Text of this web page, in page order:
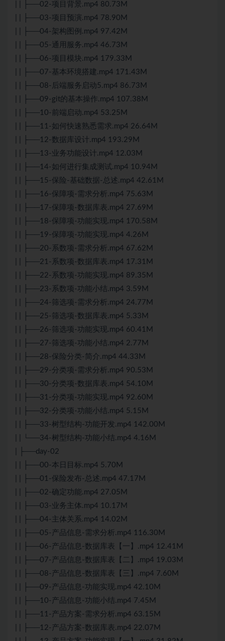
| | ├──02-项目背景.mp4 80.73M
| | ├──03-项目预演.mp4 78.90M
| | ├──04-架构图例.mp4 97.42M
| | ├──05-通用服务.mp4 46.73M
| | ├──06-项目模块.mp4 179.33M
| | ├──07-基本环境搭建.mp4 171.43M
| | ├──08-后端服务启动5.mp4 86.73M
| | ├──09-git的基本操作.mp4 107.38M
| | ├──10-前端启动.mp4 53.25M
| | ├──11-如何快速熟悉需求.mp4 26.64M
| | ├──12-数据库设计.mp4 193.29M
| | ├──13-业务功能设计.mp4 12.03M
| | ├──14-如何进行集成测试.mp4 10.94M
| | ├──15-保险-基础数据-总述.mp4 42.61M
| | ├──16-保障项-需求分析.mp4 75.63M
| | ├──17-保障项-数据库表.mp4 27.69M
| | ├──18-保障项-功能实现.mp4 170.58M
| | ├──19-保障项-功能实现.mp4 4.26M
| | ├──20-系数项-需求分析.mp4 67.62M
| | ├──21-系数项-数据库表.mp4 17.31M
| | ├──22-系数项-功能实现.mp4 89.35M
| | ├──23-系数项-功能小结.mp4 3.59M
| | ├──24-筛选项-需求分析.mp4 24.77M
| | ├──25-筛选项-数据库表.mp4 5.33M
| | ├──26-筛选项-功能实现.mp4 60.41M
| | ├──27-筛选项-功能小结.mp4 2.77M
| | ├──28-保险分类-简介.mp4 44.33M
| | ├──29-分类项-需求分析.mp4 90.53M
| | ├──30-分类项-数据库表.mp4 54.10M
| | ├──31-分类项-功能实现.mp4 92.60M
| | ├──32-分类项-功能小结.mp4 5.15M
| | ├──33-树型结构-功能开发.mp4 142.00M
| | └──34-树型结构-功能小结.mp4 4.16M
| ├──day-02
| | ├──00-本日目标.mp4 5.70M
| | ├──01-保险发布-总述.mp4 47.17M
| | ├──02-确定功能.mp4 27.05M
| | ├──03-业务主体.mp4 10.17M
| | ├──04-主体关系.mp4 14.02M
| | ├──05-产品信息-需求分析.mp4 116.30M
| | ├──06-产品信息-数据库表【一】.mp4 12.41M
| | ├──07-产品信息-数据库表【二】.mp4 19.03M
| | ├──08-产品信息-数据库表【三】.mp4 7.60M
| | ├──09-产品信息-功能实现.mp4 42.10M
| | ├──10-产品信息-功能小结.mp4 7.45M
| | ├──11-产品方案-需求分析.mp4 63.15M
| | ├──12-产品方案-数据库表.mp4 22.07M